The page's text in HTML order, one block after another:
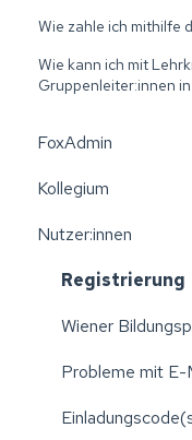
Wie zahle ich mithilfe
Wie kann ich mit
Gruppenleiter:innen
FoxAdmin
Wiener
Erste Schritte:
Einstellungen
Excellisten
Elternvereine
Administration:
Kollegium
Leitfäden für das
Wiener
Konto und
Verbundene
Nutzer:innen
Registrierung
Wiener
Probleme mit